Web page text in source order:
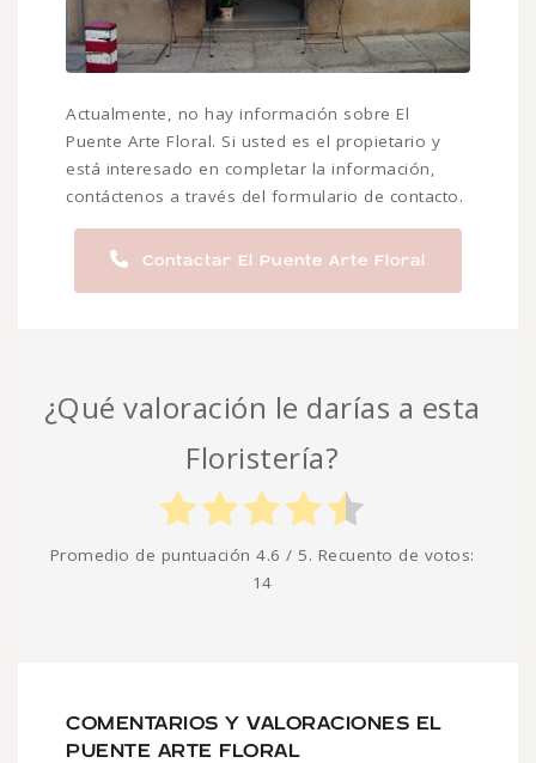
Actualmente, no hay información sobre El
Puente Arte Floral. Si usted es el propietario y
está interesado en completar la información,
contáctenos a través del formulario de contacto.
Contactar El Puente Arte Floral
¿Qué valoración le darías a esta
Floristería?
Promedio de puntuación 4.6 / 5. Recuento de votos:
14
COMENTARIOS Y VALORACIONES EL
PUENTE ARTE FLORAL